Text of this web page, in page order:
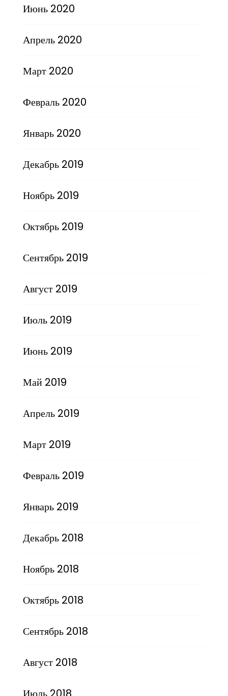
Июнь 2020
Апрель 2020
Март 2020
Февраль 2020
Январь 2020
Декабрь 2019
Ноябрь 2019
Октябрь 2019
Сентябрь 2019
Август 2019
Июль 2019
Июнь 2019
Май 2019
Апрель 2019
Март 2019
Февраль 2019
Январь 2019
Декабрь 2018
Ноябрь 2018
Октябрь 2018
Сентябрь 2018
Август 2018